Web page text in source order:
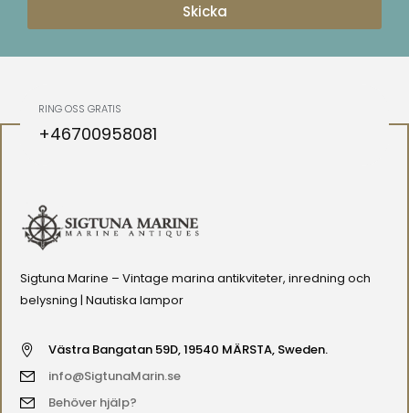
Skicka
RING OSS GRATIS
+46700958081
Sigtuna Marine – Vintage marina antikviteter, inredning och
belysning | Nautiska lampor
Västra Bangatan 59D, 19540 MÄRSTA, Sweden.
info@SigtunaMarin.se
Behöver hjälp?